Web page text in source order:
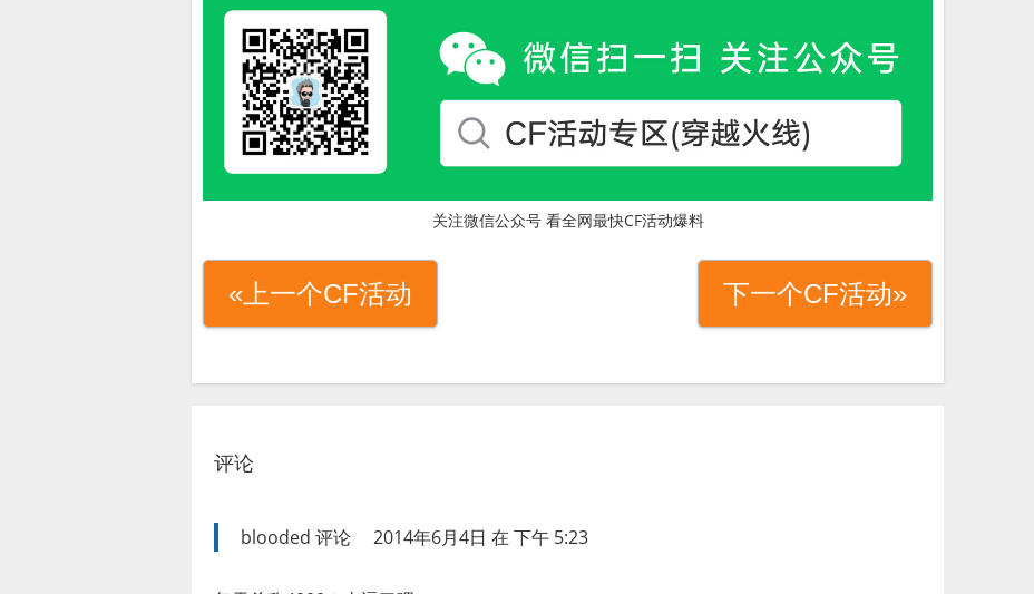
关注微信公众号 看全网最快CF活动爆料
«上一个CF活动 下一个CF活动»
评论
blooded 评论 2014年6月4日 在 下午 5:23